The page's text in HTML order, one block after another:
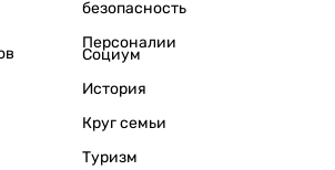
безопасность
Персоналии
Социум
История
Круг семьи
Туризм